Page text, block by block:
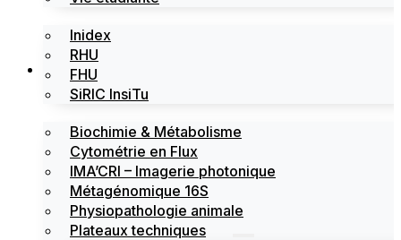
Inidex
RHU
FHU
SiRIC InsiTu
Les plateformes
Biochimie & Métabolisme
Cytométrie en Flux
IMA’CRI – Imagerie photonique
Métagénomique 16S
Physiopathologie animale
Plateaux techniques